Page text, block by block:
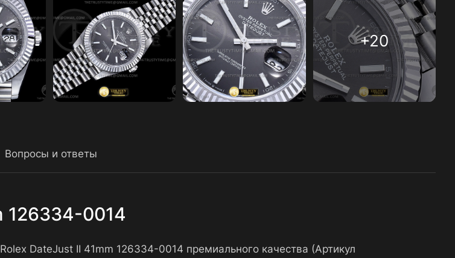
Вопросы и ответы
126334-0014
Rolex DateJust II 41mm 126334-0014 премиального качества (Артикул